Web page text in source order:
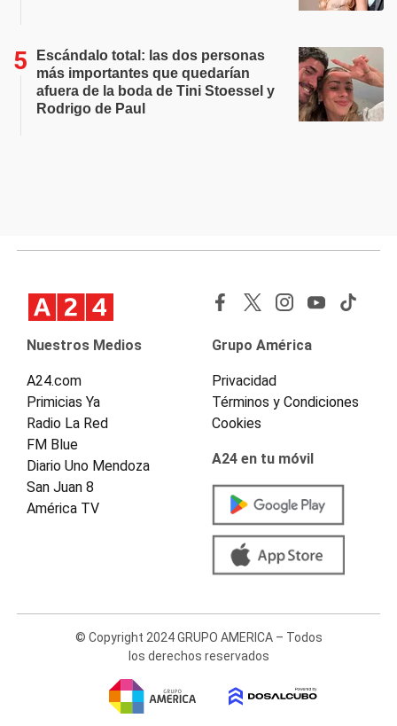
Escándalo total: las dos personas
más importantes que quedarían
afuera de la boda de Tini Stoessel y
Rodrigo de Paul
Nuestros Medios
A24.com
Primicias Ya
Radio La Red
FM Blue
Diario Uno Mendoza
San Juan 8
América TV
Grupo América
Privacidad
Términos y Condiciones
Cookies
A24 en tu móvil
© Copyright 2024 GRUPO AMERICA – Todos
los derechos reservados